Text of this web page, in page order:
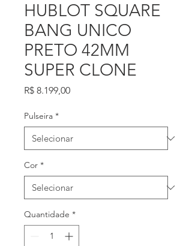
HUBLOT SQUARE
BANG UNICO
PRETO 42MM
SUPER CLONE
R$ 8.199,00Preço
Pulseira *
Cor *
Quantidade *